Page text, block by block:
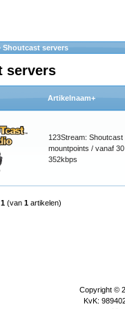
Shoutcast servers
servers
Artikelnaam+
123Stream: Shoutcast
mountpoints / vanaf
352kbps
1 (van 1 artikelen)
Copyright ©
KvK: